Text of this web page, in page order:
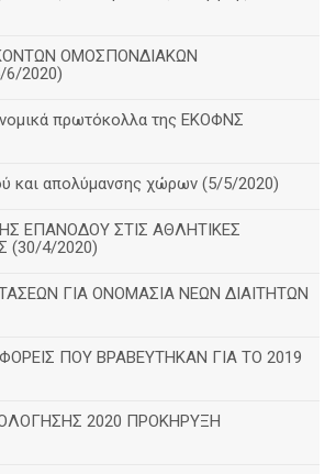
ΟΜΟΣΠΟΝΔΙΑΚΩΝ
2020)
πρωτόκολλα της ΕΚΟΦΝΣ
και απολύμανσης χώρων (5/5/2020)
ΕΠΑΝΟΔΟΥ ΣΤΙΣ ΑΘΛΗΤΙΚΕΣ
(30/4/2020)
ΓΙΑ ΟΝΟΜΑΣΙΑ ΝΕΩΝ ΔΙΑΙΤΗΤΩΝ
ΠΟΥ ΒΡΑΒΕΥΤΗΚΑΝ ΓΙΑ ΤΟ 2019
2020 ΠΡΟΚΗΡΥΞΗ